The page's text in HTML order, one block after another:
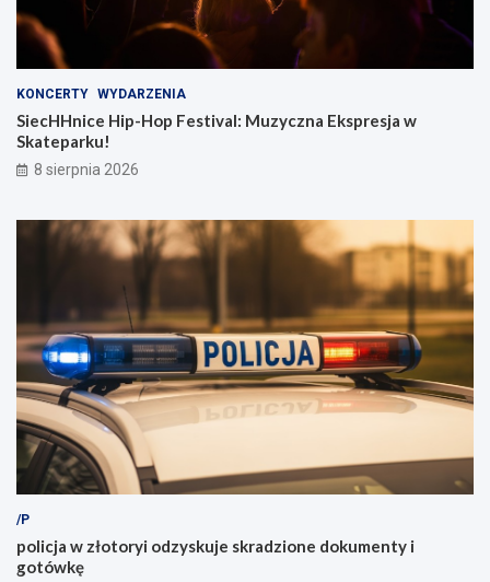
KONCERTY WYDARZENIA
SiecHHnice Hip-Hop Festival: Muzyczna Ekspresja w
Skateparku!
8 sierpnia 2026
/P
policja w złotoryi odzyskuje skradzione dokumenty i
gotówkę